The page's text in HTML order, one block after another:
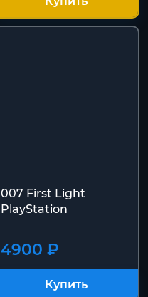
007 First Light
PlayStation
4900 ₽
Купить